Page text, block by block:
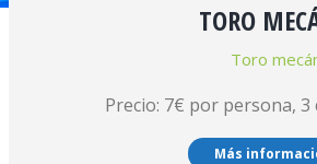
TORO
Toro
Precio: 7€ por persona,
Más